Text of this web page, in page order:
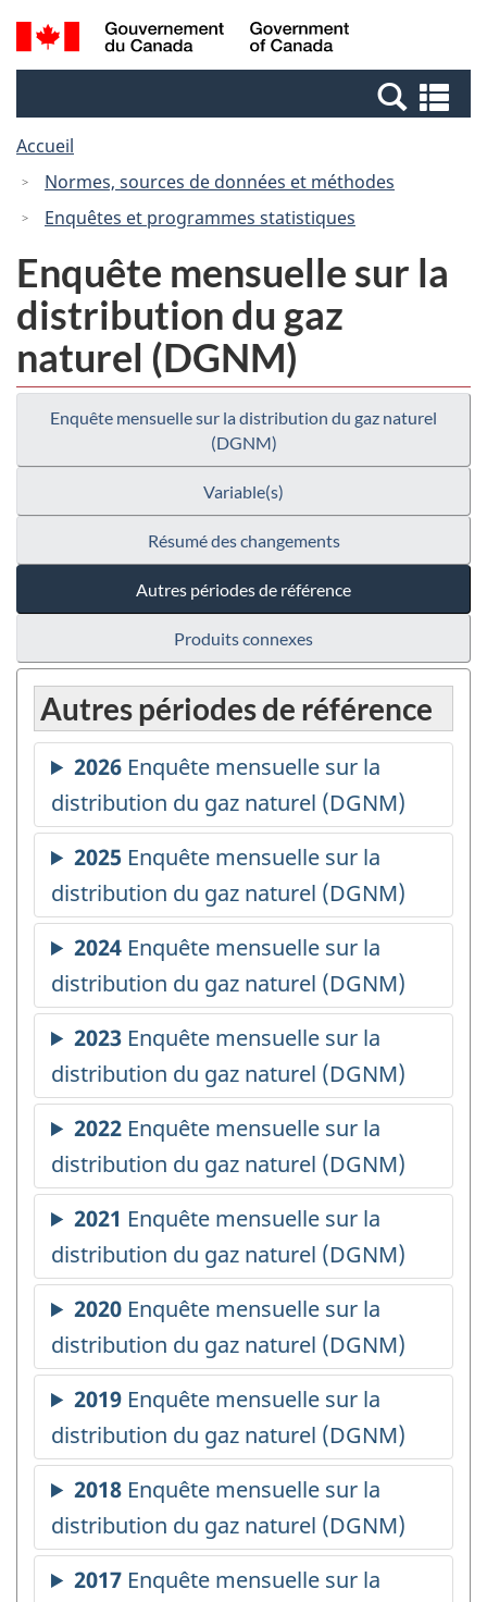
Passer
au
Passer
à
Canada
Recherche
et
et
Accueil
Normes, sources de données et méthodes
Enquêtes et programmes statistiques
Enquête mensuelle sur la
distribution du gaz
naturel (DGNM)
Enquête mensuelle sur la distribution du gaz naturel
(DGNM)
Variable(s)
Résumé des changements
Autres périodes de référence
Produits connexes
Autres périodes de référence